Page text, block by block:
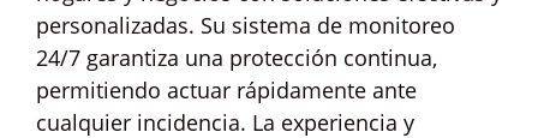
personalizadas. Su sistema de monitoreo
24/7 garantiza una protección continua,
permitiendo actuar rápidamente ante
cualquier incidencia. La experiencia y